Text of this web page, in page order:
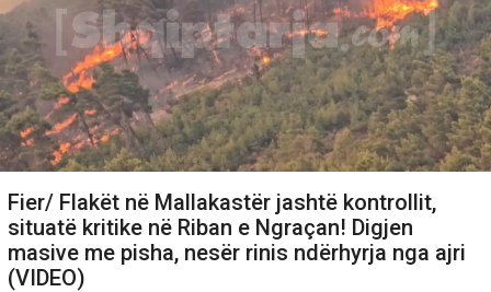
Fier/ Flakët në Mallakastër jashtë kontrollit,
situatë kritike në Riban e Ngraçan! Digjen
masive me pisha, nesër rinis ndërhyrja nga ajri
(VIDEO)